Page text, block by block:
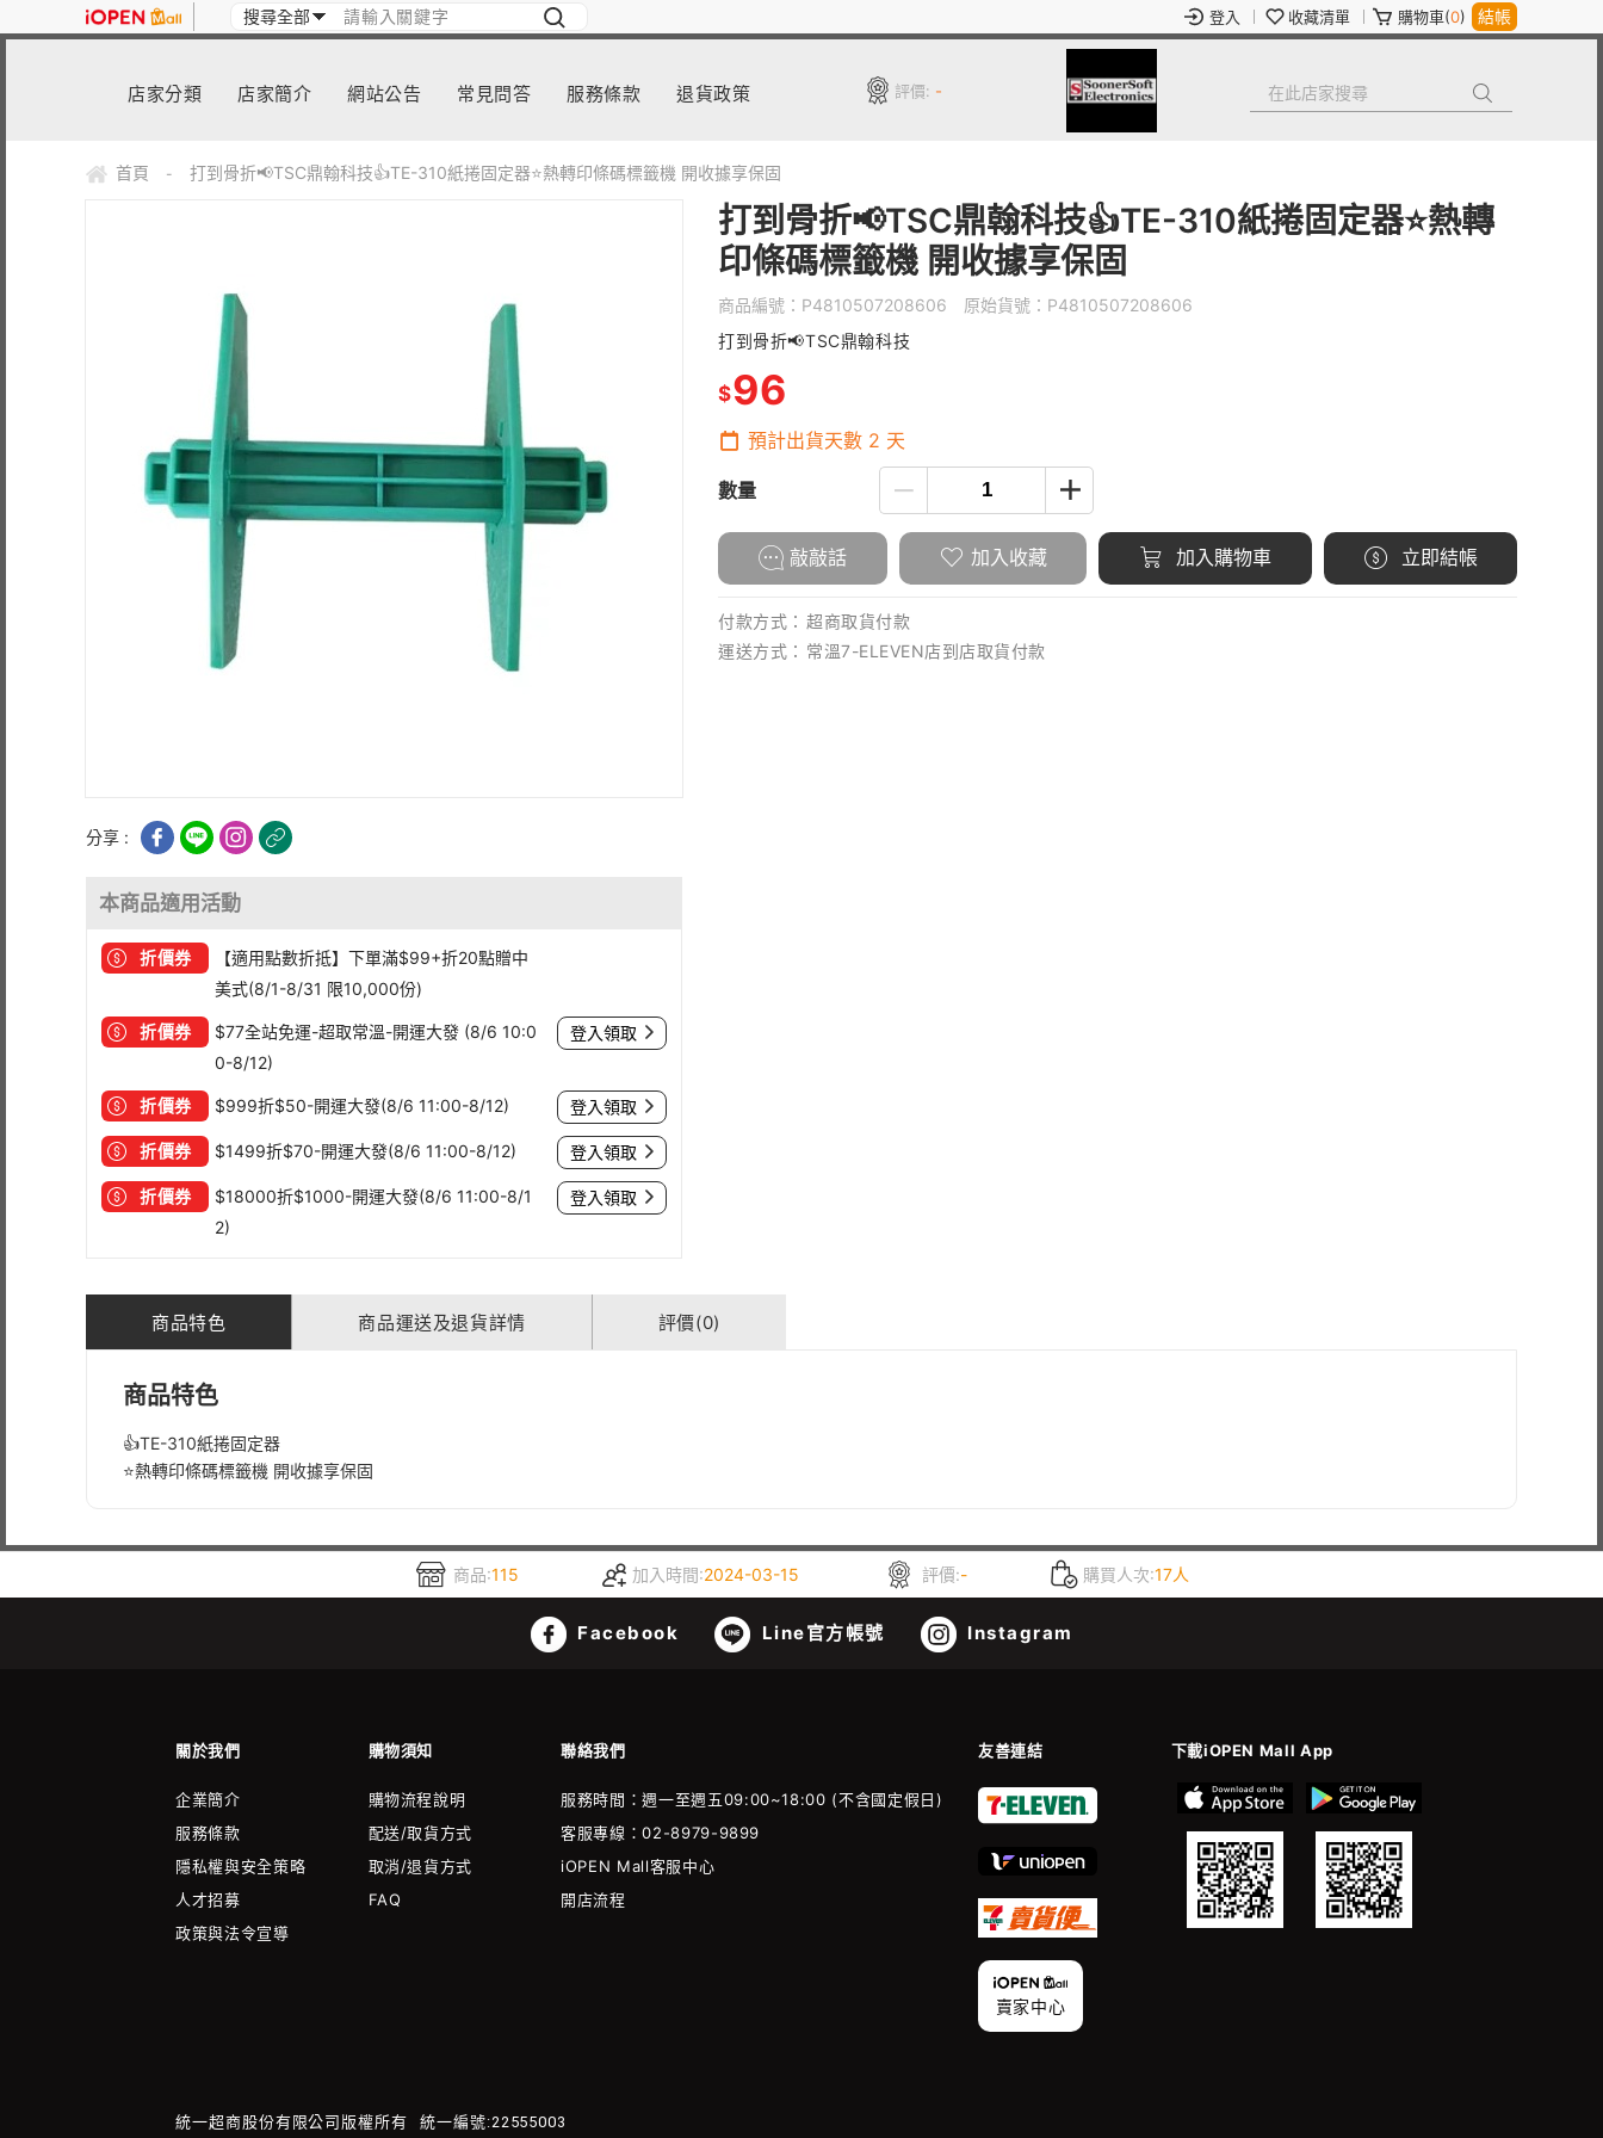
登入 收藏清單 購物車(0) 結帳
評價: -
店家分類 店家簡介 網站公告 常見問答 服務條款 退貨政策
首頁 - 打到骨折📢TSC鼎翰科技👍TE-310紙捲固定器⭐️熱轉印條碼標籤機 開收據享保固
分享 :
本商品適用活動
折價券
【適用點數折抵】下單滿$99+折20點贈中
美式(8/1-8/31 限10,000份)
折價券
$77全站免運-超取常溫-開運大發 (8/6 10:0
0-8/12)
登入領取
折價券 $999折$50-開運大發(8/6 11:00-8/12) 登入領取
折價券 $1499折$70-開運大發(8/6 11:00-8/12) 登入領取
折價券
$18000折$1000-開運大發(8/6 11:00-8/1
2)
登入領取
打到骨折📢TSC鼎翰科技👍TE-310紙捲固定器⭐️熱轉
印條碼標籤機 開收據享保固
商品編號： P4810507208606 原始貨號： P4810507208606
打到骨折📢TSC鼎翰科技
$96
預計出貨天數 2 天
數量
敲敲話 加入收藏 加入購物車 立即結帳
付款方式： 超商取貨付款
運送方式： 常溫7-ELEVEN店到店取貨付款
商品特色 商品運送及退貨詳情 評價(0)
商品特色
👍TE-310紙捲固定器
⭐️熱轉印條碼標籤機 開收據享保固
商品:115 加入時間:2024-03-15 評價:- 購買人次:17人
Facebook Line官方帳號 Instagram
關於我們 購物須知 聯絡我們 友善連結 下載iOPEN Mall App
企業簡介
服務條款
隱私權與安全策略
人才招募
政策與法令宣導
購物流程說明
配送/取貨方式
取消/退貨方式
FAQ
服務時間：週一至週五09:00~18:00 (不含國定假日)
客服專線：02-8979-9899
iOPEN Mall客服中心
開店流程
賣家中心
統一超商股份有限公司版權所有
統一編號:22555003